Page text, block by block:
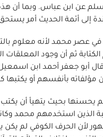
عن ابن عباس. وبما أن
إلى أئمة الحديث أمر
في عصر محمد لأنه معلوم
ثم أن وجود
جعفر أحمد ابن اسمعيل
مؤلفاته بأنفسهم أو يكتبها
يحسنها بحيث يتهيأ أن يكتب
الذين استخدمهم محمد
(1) (هذا خلاف المشهور لأن الحرف